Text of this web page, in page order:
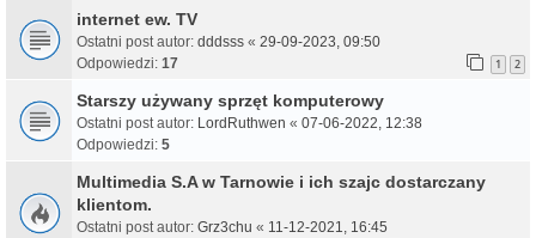
internet ew. TV
Ostatni post autor: dddsss « 29-09-2023, 09:50
Odpowiedzi: 17 1 2
Starszy używany sprzęt komputerowy
Ostatni post autor: LordRuthwen « 07-06-2022, 12:38
Odpowiedzi: 5
Multimedia S.A w Tarnowie i ich szajc dostarczany
klientom.
Ostatni post autor: Grz3chu « 11-12-2021, 16:45